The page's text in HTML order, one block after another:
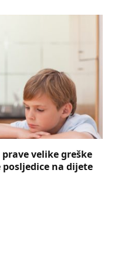
velike greške
na dijete